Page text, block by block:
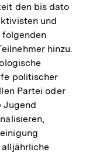
den bis dato
und
folgenden
hinzu.
politischer
Partei oder
Jugend